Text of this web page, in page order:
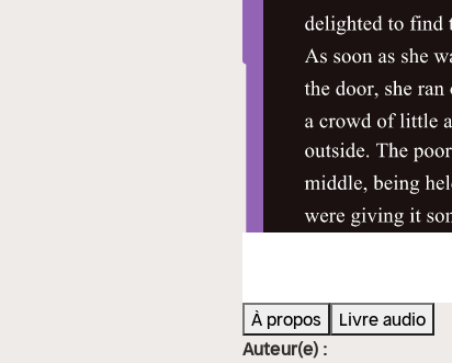
À propos
Livre audio
Auteur(e) :